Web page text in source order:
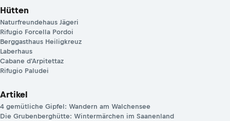
Hütten
Naturfreundehaus Jägeri
Rifugio Forcella Pordoi
Berggasthaus Heiligkreuz
Laberhaus
Cabane d'Arpitettaz
Rifugio Paludei
Artikel
4 gemütliche Gipfel: Wandern am Walchensee
Die Grubenberghütte: Wintermärchen im Saanenland